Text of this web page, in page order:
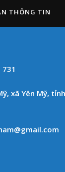
xã Yên Mỹ,